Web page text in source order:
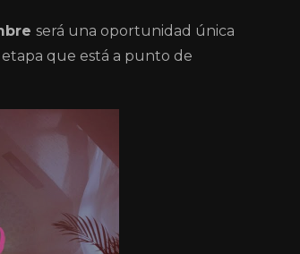
será una oportunidad única
que está a punto de